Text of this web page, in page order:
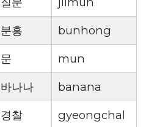
분홍
bunhong
문
mun
바나나
banana
경찰 gyeongchal